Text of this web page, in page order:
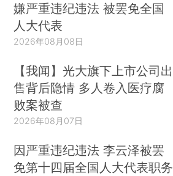
嫌严重违纪违法 被罢免全国
人大代表
2026年08月08日
【我闻】光大旗下上市公司出
售背后隐情 多人卷入医疗腐
败案被查
2026年08月07日
因严重违纪违法 李云泽被罢
免第十四届全国人大代表职务